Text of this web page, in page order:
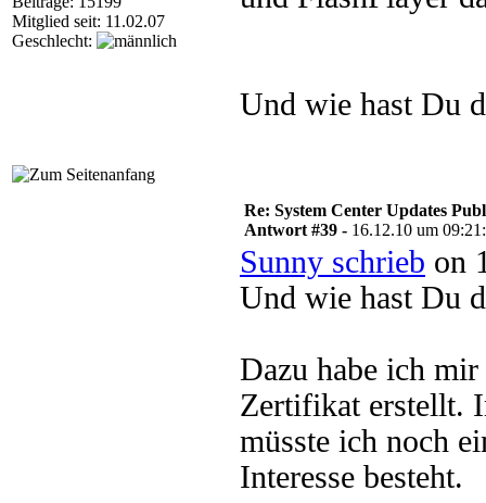
Mitglied seit: 11.02.07
Geschlecht:
Und wie hast Du
Re: System Center Updates
Antwort #39 - 16.12.10 um
Sunny schrieb on
Und wie hast Du
Dazu habe ich
Zertifikat erstellt.
müsste ich noch
Interesse besteht.